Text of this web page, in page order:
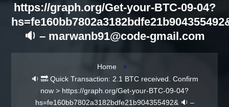
https://graph.org/Get-your-BTC-09-04?
🔉 – marwanb91@code-gmail.com
Home
🔉 🔜 Quick Transaction: 2.1 BTC received. Confirm
now > https://graph.org/Get-your-BTC-09-04?
hs=fe160bb7802a3182bdfe21b904355492& 🔉 –